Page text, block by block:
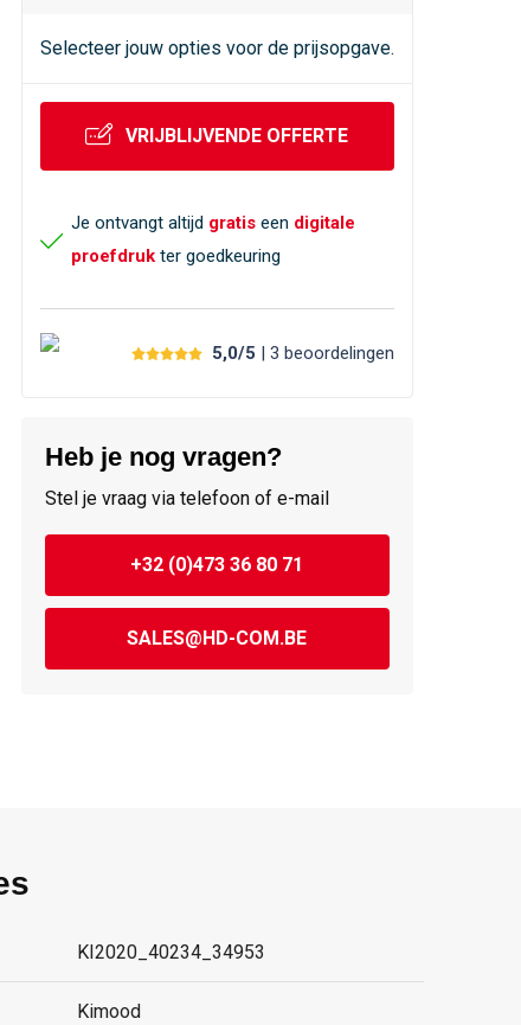
Selecteer jouw opties voor de prijsopgave.
VRIJBLIJVENDE OFFERTE
Je ontvangt altijd gratiseen digitale
proefdrukter goedkeuring
5,0/5 | 3 beoordelingen
Heb je nog vragen?
Stel je vraag via telefoon of e-mail
+32 (0)473 36 80 71
SALES@HD-COM.BE
KI2020_40234_34953
Kimood